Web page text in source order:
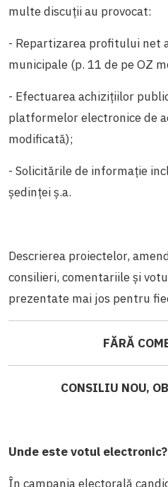
multe discuții au provocat:
- Repartizarea profitului net
municipale (p. 11 de pe OZ
- Efectuarea achizițiilor
platformelor electronice de
modificată);
- Solicitările de informație
ședinței ș.a.
Descrierea proiectelor,
consilieri, comentariile și
prezentate mai jos pentru
FĂRĂ
CONSILIU NOU,
Unde este votul electronic?
În campania electorală